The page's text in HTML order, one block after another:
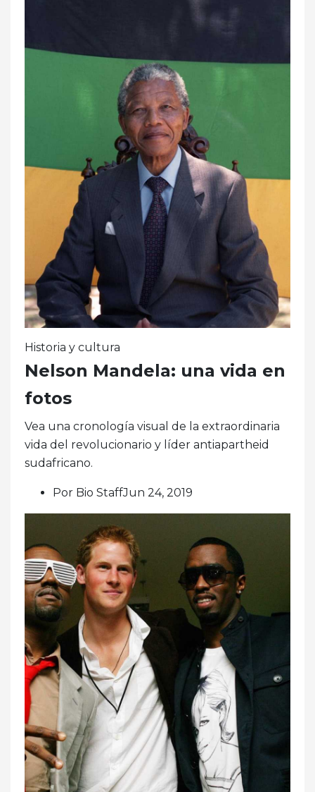
Historia y cultura
Nelson Mandela: una vida en
fotos
Vea una cronología visual de la extraordinaria
vida del revolucionario y líder antiapartheid
sudafricano.
Por Bio StaffJun 24, 2019